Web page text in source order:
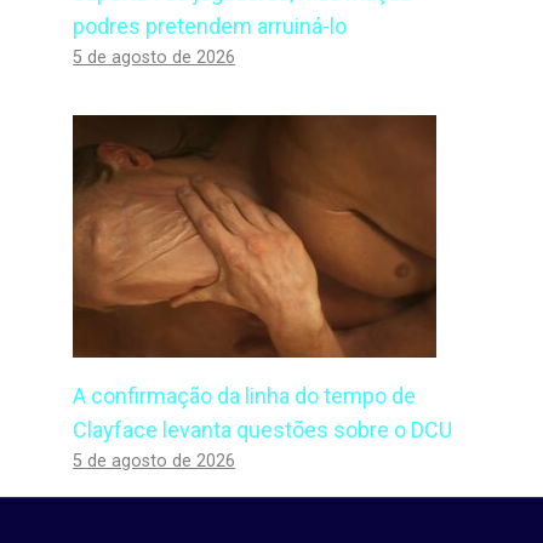
podres pretendem arruiná-lo
5 de agosto de 2026
A confirmação da linha do tempo de
Clayface levanta questões sobre o DCU
5 de agosto de 2026